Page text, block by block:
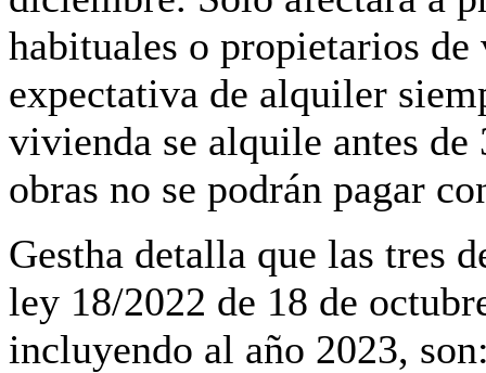
habituales o propietarios
expectativa de alquiler
vivienda se alquile antes
obras no se podrán pagar
Gestha detalla que las tres
ley 18/2022 de 18 de
incluyendo al año 2023,